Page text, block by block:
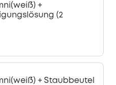
+
(2
+ Staubbeutel